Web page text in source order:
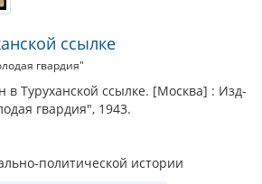
ссылке
гвардия"
Туруханской ссылке. [Москва] : Изд-
гвардия", 1943.
политической истории